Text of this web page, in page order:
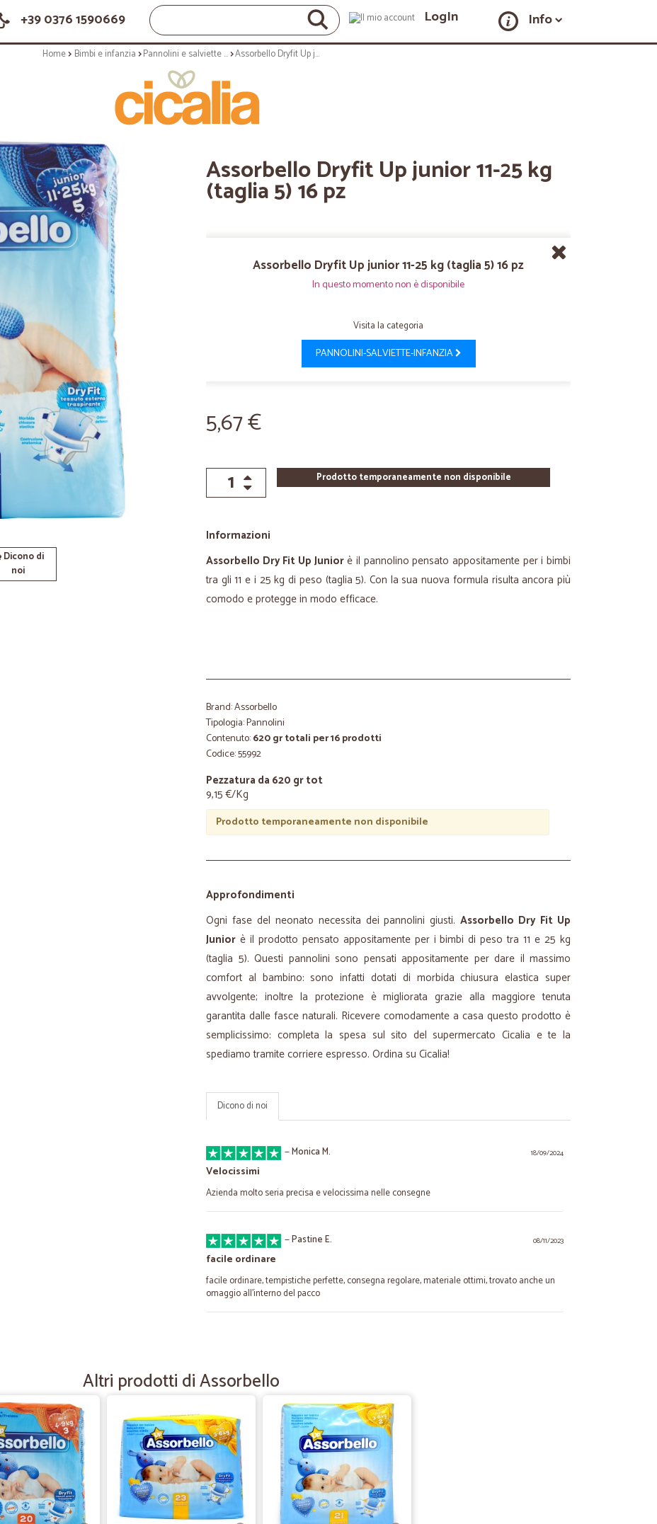
+39 0376 1590669 LogIn Info
Home Bimbi e infanzia Pannolini e salviette per l'infanzia Assorbello Dryfit Up junior 11-25 kg (taglia 5) 16 pz
Dicono di
noi
Assorbello Dryfit Up junior 11-25 kg
(taglia 5) 16 pz
Assorbello Dryfit Up junior 11-25 kg (taglia 5) 16 pz
In questo momento non è disponibile
Visita la categoria
PANNOLINI-SALVIETTE-INFANZIA
5,67 €
Prodotto temporaneamente non disponibile
Informazioni
Assorbello Dry Fit Up Juniorè il pannolino pensato appositamente per i bimbi
tra gli 11 e i 25 kg di peso (taglia 5). Con la sua nuova formula risulta ancora più
comodo e protegge in modo efficace.
Brand: Assorbello
Tipologia: Pannolini
Contenuto:620 gr totali per 16 prodotti
Codice: 55992
Pezzatura da 620 gr tot
9,15 €/Kg
Prodotto temporaneamente non disponibile
Approfondimenti
Ogni fase del neonato necessita dei pannolini giusti.Assorbello Dry Fit Up
Junior è il prodotto pensato appositamente per i bimbi di peso tra 11 e 25 kg
(taglia 5). Questi pannolini sono pensati appositamente per dare il massimo
comfort al bambino: sono infatti dotati di morbida chiusura elastica super
avvolgente; inoltre la protezione è migliorata grazie alla maggiore tenuta
garantita dalle fasce naturali. Ricevere comodamente a casa questo prodotto è
semplicissimo: completa la spesa sul sito del supermercato Cicalia e te la
spediamo tramite corriere espresso. Ordina su Cicalia!
Dicono di noi
18/09/2024
—Monica M.
Velocissimi
Azienda molto seria precisa e velocissima nelle consegne
08/11/2023
—Pastine E.
facile ordinare
facile ordinare, tempistiche perfette, consegna regolare, materiale ottimi, trovato anche un
omaggio all'interno del pacco
Tutto perfetto. Temoi di spedizione rapidi
—Alessandro D.
Ottimo servizio
Ottimo servizio , prezzi concorrenziali, vasta scelta , e spedizione veloce.
Flavio R.
Altri prodotti di Assorbello